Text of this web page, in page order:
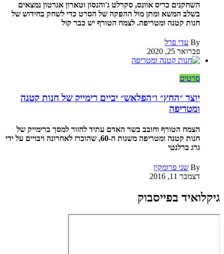
השחקנים כריס אוונס, סקרלט ג'והנסון וטארון אגרטון נמצאים
בשלב המשא ומתן מול ההפקה של הסרט כדי לשחק בחידוש של
חנות קטנה ומטריפה. לצמח הטורף יש כבר קול
By עדי פרל
פברואר 25, 2020
סרטים
יוצר ״החץ״ ו״הפלאש״ יביים רימייק של חנות קטנה
ומטריפה
הצמח הטורף וחובב בשר האדם עתיד לחזור למסך ברימייק של
חנות קטנה ומטריפה משנות ה-60, שהוכרז לאחרונה ויבויים על ידי
גרג ברלנטי
By שני פרומקין
דצמבר 11, 2016
גיקלואיד בפייסבוק